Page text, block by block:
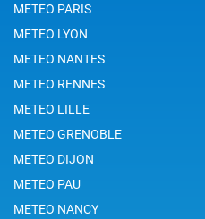
METEO PARIS
METEO LYON
METEO NANTES
METEO RENNES
METEO LILLE
METEO GRENOBLE
METEO DIJON
METEO PAU
METEO NANCY